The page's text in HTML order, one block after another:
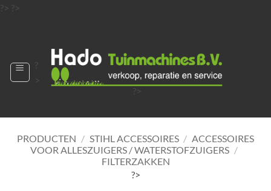
?> ?>
?>
?
PRODUCTEN / STIHL ACCESSOIRES / ACCESSOIRES
VOOR ALLESZUIGERS / WATERSTOFZUIGERS /
FILTERZAKKEN
?>